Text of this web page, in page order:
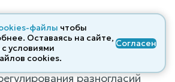
с частью 12 статьи 3 Закона №
советом Фонда
осуществления Фондом
разногласий
файлы чтобы
Оставаясь на сайте,
условиями
cооkies.
Согласен